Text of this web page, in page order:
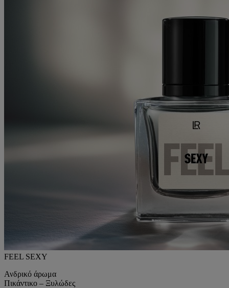
FEEL SEXY
Ανδρικό άρωμα
Πικάντικο – Ξυλώδες